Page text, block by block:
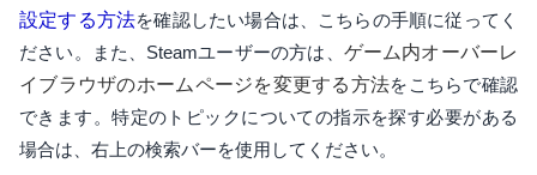
設定する方法を確認したい場合は、こちらの手順に従ってく
ださい。また、Steamユーザーの方は、 ゲーム内オーバーレ
イブラウザのホームページを変更する方法をこちらで確認
できます。特定のトピックについての指示を探す必要がある
場合は、右上の検索バーを使用してください。